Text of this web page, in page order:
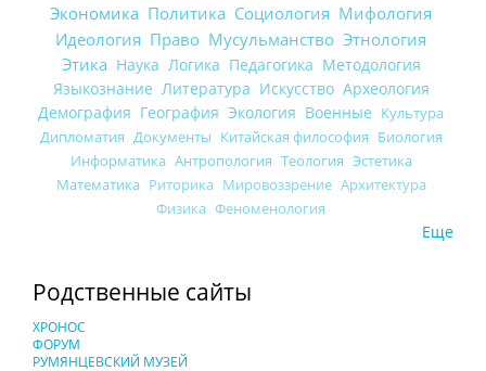
Экономика Политика Социология Мифология
Идеология Право Мусульманство Этнология
Этика Наука Логика Педагогика Методология
Языкознание Литература Искусство Археология
Демография География Экология Военные Культура
Дипломатия Документы Китайская философия Биология
Информатика Антропология Теология Эстетика
Математика Риторика Мировоззрение Архитектура
Физика Феноменология
Еще
Родственные сайты
ХРОНОС
ФОРУМ
РУМЯНЦЕВСКИЙ МУЗЕЙ